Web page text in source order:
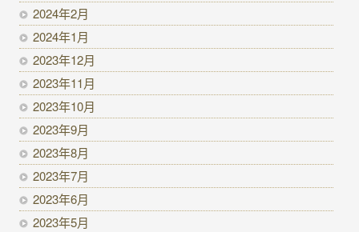
2024年2月
2024年1月
2023年12月
2023年11月
2023年10月
2023年9月
2023年8月
2023年7月
2023年6月
2023年5月